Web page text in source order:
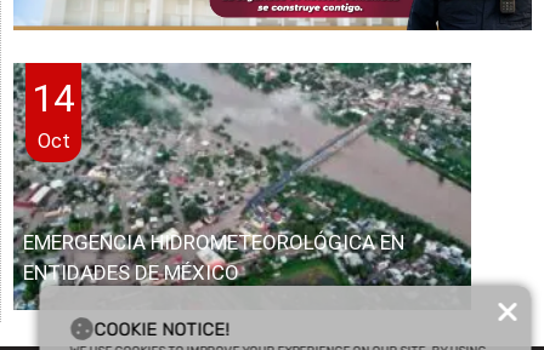
14
Oct
EMERGENCIA HIDROMETEOROLÓGICA EN
ENTIDADES DE MÉXICO
COOKIE NOTICE!